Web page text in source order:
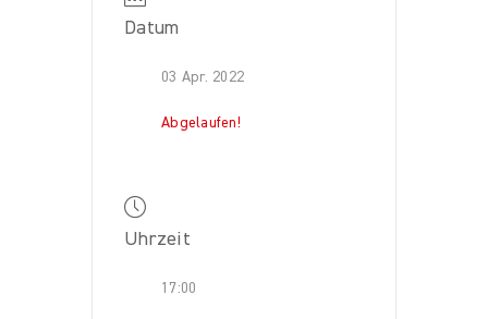
Datum
03 Apr. 2022
Abgelaufen!
Uhrzeit
17:00